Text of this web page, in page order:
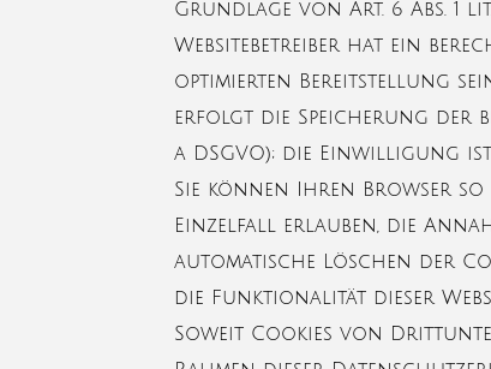
Grundlage von Art. 6 Abs. 1
Websitebetreiber hat ein
optimierten Bereitstellung
erfolgt die Speicherung der
a DSGVO); die Einwilligung
Sie können Ihren Browser
Einzelfall erlauben, die
automatische Löschen der
die Funktionalität dieser
Soweit Cookies von